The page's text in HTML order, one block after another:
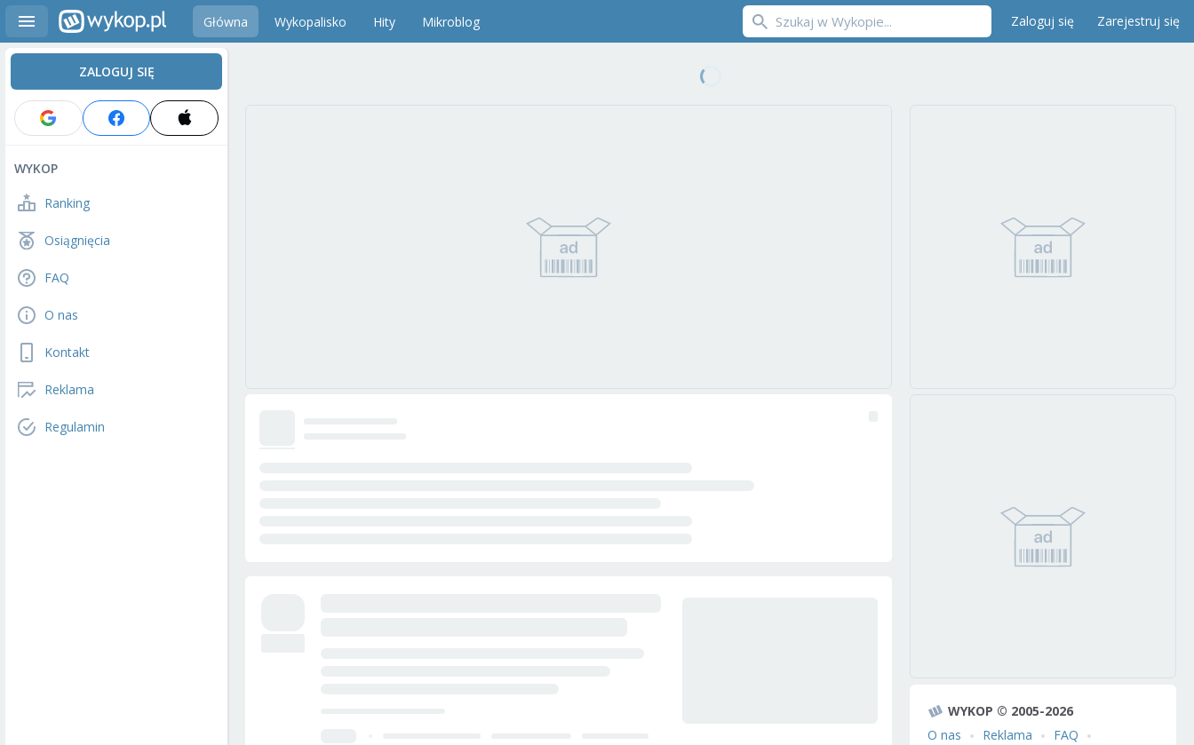
Główna Wykopalisko Hity Mikroblog Zaloguj się Zarejestruj się
ZALOGUJ SIĘ
WYKOP
Ranking
Osiągnięcia
FAQ
O nas
Kontakt
Reklama
Regulamin
WYKOP © 2005-2026
O nas
Reklama
FAQ